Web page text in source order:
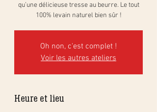
qu’une délicieuse tresse au beurre. Le tout
100% levain naturel bien sûr !
Oh non, c'est complet !
Voir les autres ateliers
Heure et lieu